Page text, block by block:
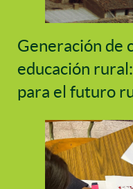
Generación de
educación
para el futuro